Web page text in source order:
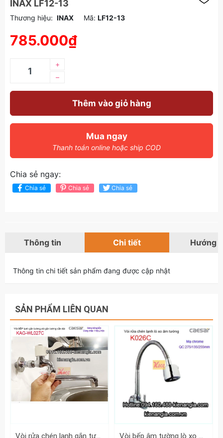
INAX LF12-13
Thương hiệu: INAX Mã: LF12-13
785.000₫
–
+
Thêm vào giỏ hàng
Mua ngay
Thanh toán online hoặc ship COD
Chia sẻ ngay:
Chia sẻ Chia sẻ Chia sẻ
Thông tin Chi tiết Hướng
Thông tin chi tiết sản phẩm đang được cập nhật
SẢN PHẨM LIÊN QUAN
Vòi rửa chén lạnh gắn tường ,vòi bồn tắm lạnh CAESAR WL027C Vòi bếp âm tường lò xo Caesar K026C